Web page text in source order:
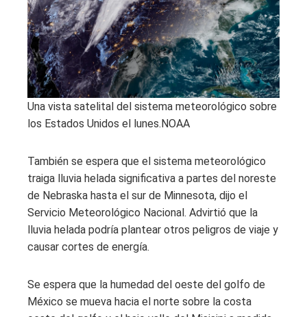
Una vista satelital del sistema meteorológico sobre
los Estados Unidos el lunes.NOAA
También se espera que el sistema meteorológico
traiga lluvia helada significativa a partes del noreste
de Nebraska hasta el sur de Minnesota, dijo el
Servicio Meteorológico Nacional. Advirtió que la
lluvia helada podría plantear otros peligros de viaje y
causar cortes de energía.
Se espera que la humedad del oeste del golfo de
México se mueva hacia el norte sobre la costa